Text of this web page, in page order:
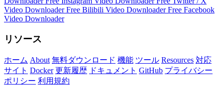
Video DownloaderFree Bilibili Video DownloaderFree Facebook
Video Downloader
リソース
ホーム About 無料ダウンロード 機能 ツール Resources 対応
サイト Docker 更新履歴 ドキュメント GitHub プライバシー
ポリシー 利用規約